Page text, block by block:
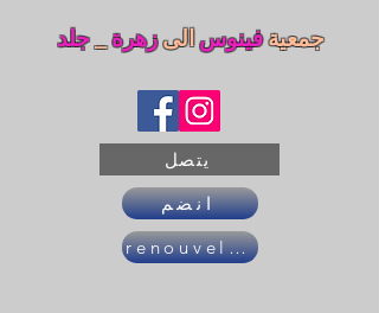
جمعيةفينوسالىزهرة_جلد
يتصل
انضم
renouveler son adhésion